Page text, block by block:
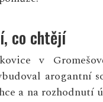
co chtějí
v
arogantní
a na rozhodnutí